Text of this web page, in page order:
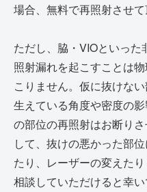
場合、無料で再照射させて
ただし、脇・VIOといった
照射漏れを起こすことは
こりません。 仮に抜けな
生えている角度や密度の
の部位の再照射はお断り
して、抜けの悪かった部
たり、レーザーの変えた
相談していただけると幸